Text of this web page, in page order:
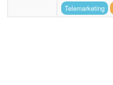
Telemarketing